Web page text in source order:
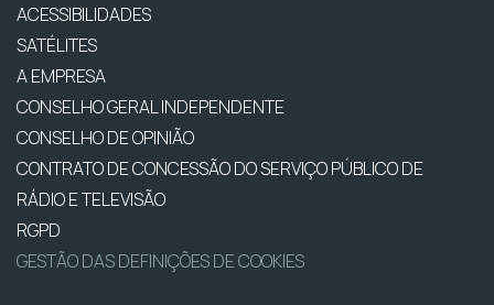
ACESSIBILIDADES
SATÉLITES
A EMPRESA
CONSELHO GERAL INDEPENDENTE
CONSELHO DE OPINIÃO
CONTRATO DE CONCESSÃO DO SERVIÇO PÚBLICO DE
RÁDIO E TELEVISÃO
RGPD
GESTÃO DAS DEFINIÇÕES DE COOKIES